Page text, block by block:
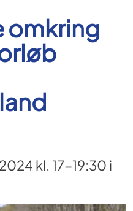
omkring
kl. 17-19:30 i